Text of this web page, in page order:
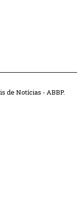
de Notícias - ABBP.